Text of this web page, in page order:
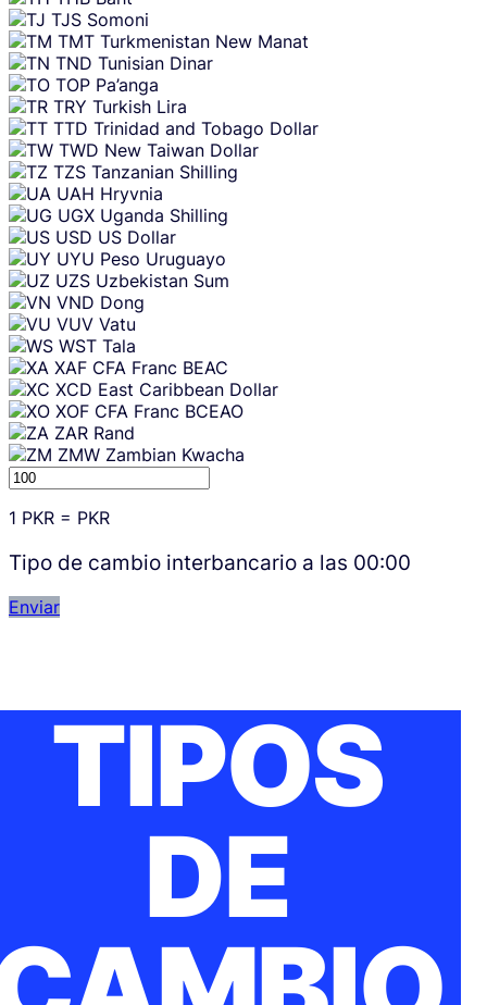
TJS Somoni
TMT Turkmenistan New Manat
TND Tunisian Dinar
TOP Pa’anga
TRY Turkish Lira
TTD Trinidad and Tobago Dollar
TWD New Taiwan Dollar
TZS Tanzanian Shilling
UAH Hryvnia
UGX Uganda Shilling
USD US Dollar
UYU Peso Uruguayo
UZS Uzbekistan Sum
VND Dong
VUV Vatu
WST Tala
XAF CFA Franc BEAC
XCD East Caribbean Dollar
XOF CFA Franc BCEAO
ZAR Rand
ZMW Zambian Kwacha
1 PKR = PKR
Tipo de cambio interbancario a las 00:00
Enviar
TIPOS
DE